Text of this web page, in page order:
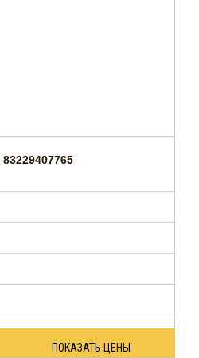
83229407765
ПОКАЗАТЬ ЦЕНЫ